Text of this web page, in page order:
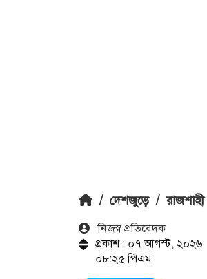
/ দেশজুড়ে / রাজশাহী
নিজস্ব প্রতিবেদক
প্রকাশ : ০৭ আগস্ট, ২০২৬
০৮:২৫ পিএম